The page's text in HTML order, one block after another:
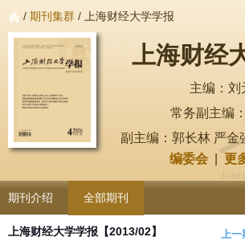
/ 期刊集群 / 上海财经大学学报
上海财经
主编：刘
常务副主编
副主编：郭长林 严金
编委会 |更
期刊介绍 全部期刊
上海财经大学学报 【2013/02】 上一